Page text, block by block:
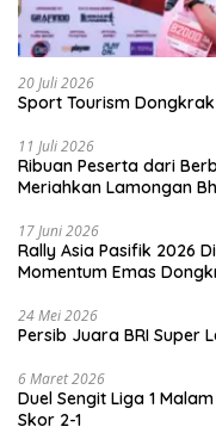
20 Juli 2026
Sport Tourism
11 Juli 2026
Ribuan Peserta dari
Meriahkan Lamongan
17 Juni 2026
Rally Asia Pasifik 2026
Momentum Emas
24 Mei 2026
Persib Juara BRI Super
6 Maret 2026
Duel Sengit Liga 1
Skor 2-1